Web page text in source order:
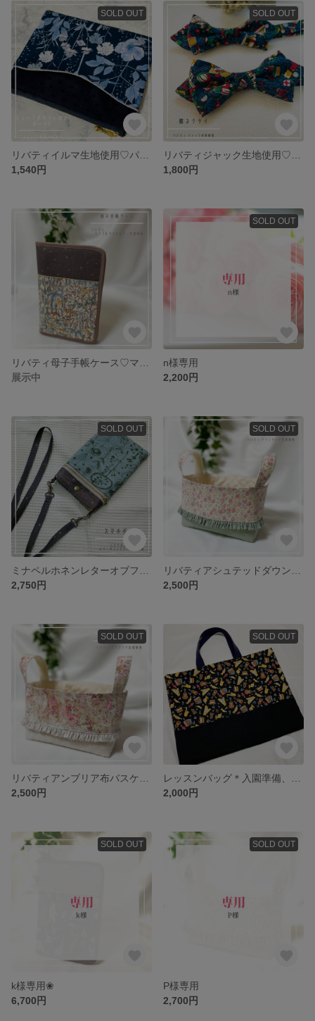
SOLD OUT
1,540円
SOLD OUT
1,800円
展示中
SOLD OUT
n様専用
2,200円
SOLD OUT
2,750円
SOLD OUT
2,500円
SOLD OUT
2,500円
SOLD OUT
2,000円
SOLD OUT
k様専用❀
6,700円
SOLD OUT
P様専用
2,700円